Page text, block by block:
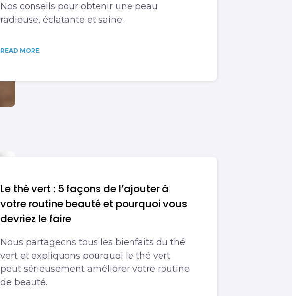
Nos conseils pour obtenir une peau
radieuse, éclatante et saine.
READ MORE
Le thé vert : 5 façons de l’ajouter à
votre routine beauté et pourquoi vous
devriez le faire
Nous partageons tous les bienfaits du thé
vert et expliquons pourquoi le thé vert
peut sérieusement améliorer votre routine
de beauté.